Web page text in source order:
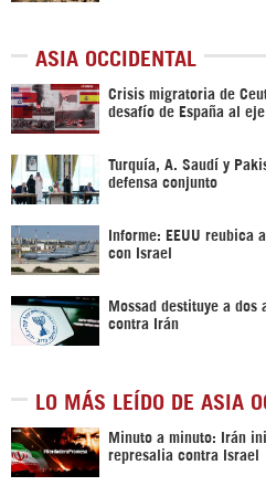
ASIA OCCIDENTAL
Crisis migratoria de
desafío de España al
Turquía, A. Saudí y
defensa conjunto
Informe: EEUU reubica
con Israel
Mossad destituye a dos
contra Irán
LO MÁS LEÍDO DE ASIA
Minuto a minuto: Irán
represalia contra Israel